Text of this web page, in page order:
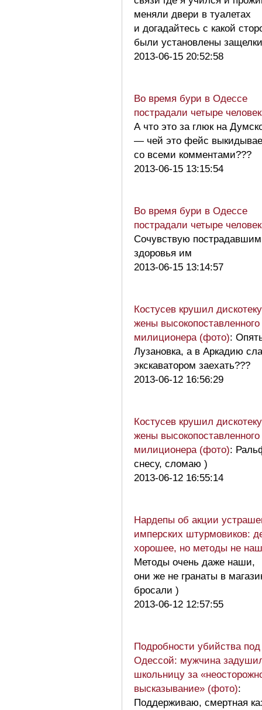
меняли двери в туалетах
и догадайтесь с какой
были установлены
2013-06-15 20:52:58
Во время бури в Одессе
пострадали четыре
А что это за глюк на
— чей это фейс
со всеми комментами???
2013-06-15 13:15:54
Во время бури в Одессе
пострадали четыре
Сочувствую
здоровья им
2013-06-15 13:14:57
Костусев крушил дискотеку
жены высокопоставленного
милиционера (фото):
Лузановка, а в Аркадию
экскаватором заехать???
2013-06-12 16:56:29
Костусев крушил дискотеку
жены высокопоставленного
милиционера (фото):
снесу, сломаю )
2013-06-12 16:55:14
Нардепы об акции
имперских штурмовиков:
хорошее, но методы не
Методы очень даже наши,
они же не гранаты в
бросали )
2013-06-12 12:57:55
Подробности убийства под
Одессой: мужчина
школьницу за
высказывание» (фото):
Поддерживаю, смертная